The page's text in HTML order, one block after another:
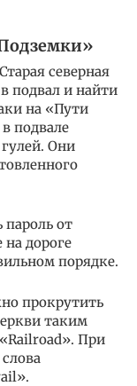
северная
подвал и найти
на «Пути
подвале
Они
от
дороге
порядке.
прокрутить
таким
При